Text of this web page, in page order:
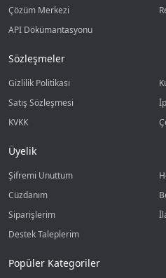
Çözüm Merkezi
API Dökümantasyonu
Sözleşmeler
Gizlilik Politikası
Satış Sözleşmesi
KVKK
Üyelik
Şifremi Unuttum
Cüzdanım
Siparişlerim
Destek Taleplerim
Popüler Kategoriler